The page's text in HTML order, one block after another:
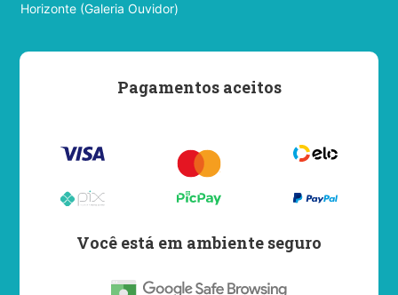
Horizonte (Galeria Ouvidor)
Pagamentos aceitos
Você está em ambiente seguro